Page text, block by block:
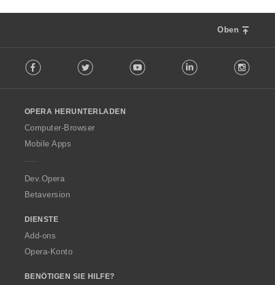
Oben
o
w
O
p
a
Facebook Twitter Youtube LinkedIn
OPERA HERUNTERLADEN
Computer-Browser
Mobile Apps
Dev.Opera
Betaversion
DIENSTE
Add-ons
Opera-Konto
BENÖTIGEN SIE HILFE?